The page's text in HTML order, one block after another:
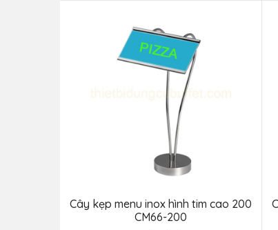
Cây kẹp menu inox hình tim cao 200
CM66-200